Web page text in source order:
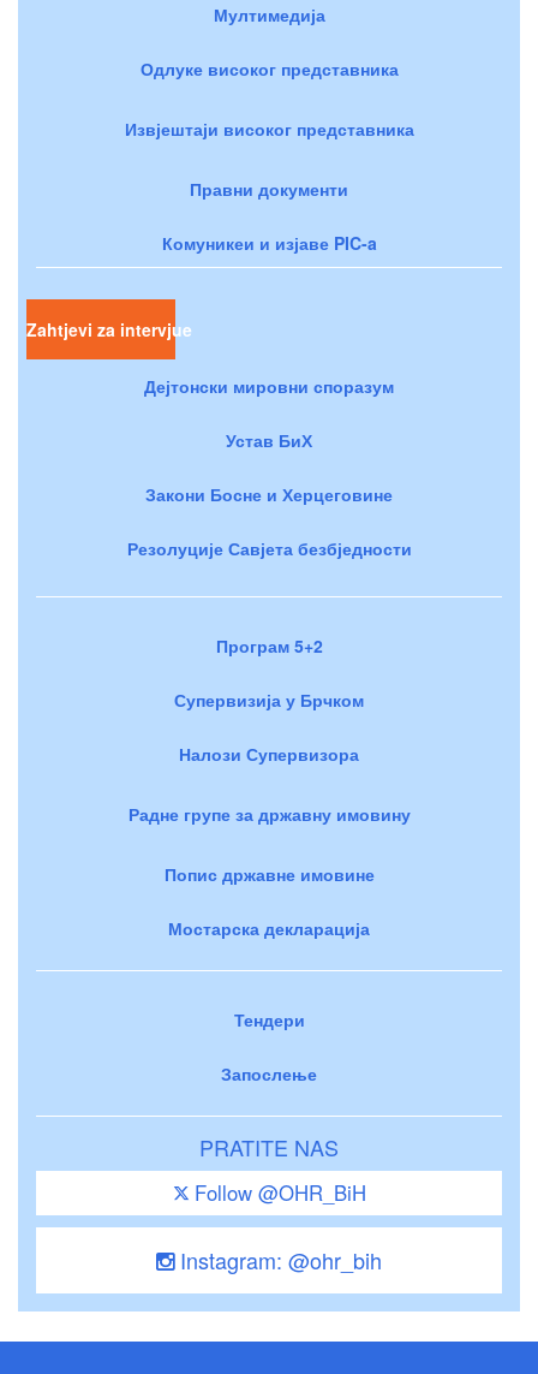
Мултимедија
Одлуке високог представника
Извјештаји високог представника
Правни документи
Комуникеи и изјаве PIC-a
Zahtjevi za intervjue
Дејтонски мировни споразум
Устав БиХ
Закони Босне и Херцеговине
Резолуције Савјета безбједности
Програм 5+2
Супервизија у Брчком
Налози Супервизора
Радне групе за државну имовину
Попис државне имовине
Мостарска декларација
Тендери
Запослење
PRATITE NAS
Follow @OHR_BiH
Instagram: @ohr_bih